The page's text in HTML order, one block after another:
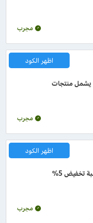
مجرب
يوباي فعال بتخفيض 5% يشمل منتجات
اظهر الكود
مجرب
اظهر الكود
مجرب